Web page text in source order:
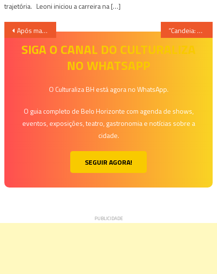
trajetória. Leoni iniciou a carreira na […]
Navegação
Após mais de quinze dias desde o Vai ter Samba, números da pandemia seguem em queda “Candeia: 4ª Mostra Internacional de Narração Artística” chega pela primeira vez em versão online e gratuita
SIGA O CANAL DO CULTURALIZA
NO WHATSAPP
O Culturaliza BH está agora no WhatsApp.
O guia completo de Belo Horizonte com agenda de shows,
eventos, exposições, teatro, gastronomia e notícias sobre a
cidade.
SEGUIR AGORA!